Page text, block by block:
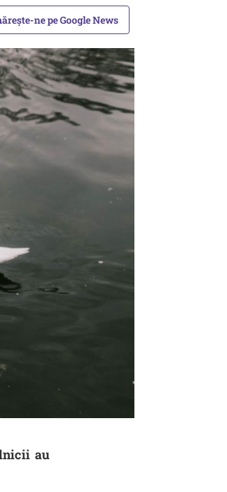
ne pe Google News
au